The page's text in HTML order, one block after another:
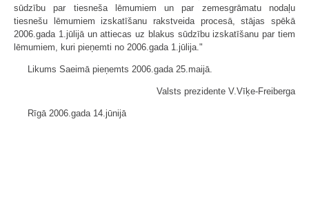
sūdzību par tiesneša lēmumiem un par zemesgrāmatu nodaļu
tiesnešu lēmumiem izskatīšanu rakstveida procesā, stājas spēkā
2006.gada 1.jūlijā un attiecas uz blakus sūdzību izskatīšanu par tiem
lēmumiem, kuri pieņemti no 2006.gada 1.jūlija."
Likums Saeimā pieņemts 2006.gada 25.maijā.
Valsts prezidente V.Vīķe-Freiberga
Rīgā 2006.gada 14.jūnijā